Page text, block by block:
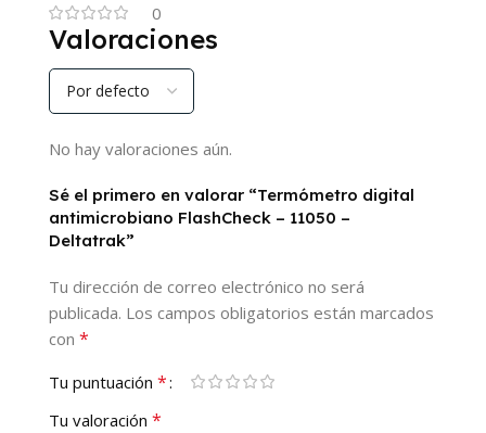
0
Valoraciones
No hay valoraciones aún.
Sé el primero en valorar “Termómetro digital
antimicrobiano FlashCheck – 11050 –
Deltatrak”
Tu dirección de correo electrónico no será
publicada. Los campos obligatorios están marcados
con *
Tu puntuación *
Tu valoración *